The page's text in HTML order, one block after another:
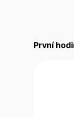
První